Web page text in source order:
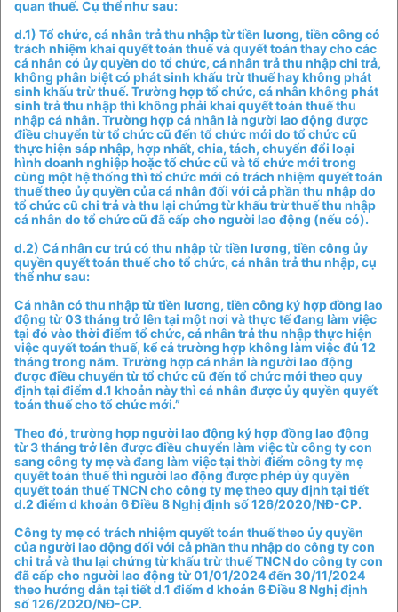
quan thuế. Cụ thể như sau:
d.1) Tổ chức, cá nhân trả thu nhập từ tiền lương, tiền công có
trách nhiệm khai quyết toán thuế và quyết toán thay cho các
cá nhân có ủy quyền do tổ chức, cá nhân trả thu nhập chi trả,
không phân biệt có phát sinh khấu trừ thuế hay không phát
sinh khấu trừ thuế. Trường hợp tổ chức, cá nhân không phát
sinh trả thu nhập thì không phải khai quyết toán thuế thu
nhập cá nhân. Trường hợp cá nhân là người lao động được
điều chuyển từ tổ chức cũ đến tổ chức mới do tổ chức cũ
thực hiện sáp nhập, hợp nhất, chia, tách, chuyển đổi loại
hình doanh nghiệp hoặc tổ chức cũ và tổ chức mới trong
cùng một hệ thống thì tổ chức mới có trách nhiệm quyết toán
thuế theo ủy quyền của cá nhân đối với cả phần thu nhập do
tổ chức cũ chi trả và thu lại chứng từ khấu trừ thuế thu nhập
cá nhân do tổ chức cũ đã cấp cho người lao động (nếu có).
d.2) Cá nhân cư trú có thu nhập từ tiền lương, tiền công ủy
quyền quyết toán thuế cho tổ chức, cá nhân trả thu nhập, cụ
thể như sau:
Cá nhân có thu nhập từ tiền lương, tiền công ký hợp đồng lao
động từ 03 tháng trở lên tại một nơi và thực tế đang làm việc
tại đó vào thời điểm tổ chức, cá nhân trả thu nhập thực hiện
việc quyết toán thuế, kể cả trường hợp không làm việc đủ 12
tháng trong năm. Trường hợp cá nhân là người lao động
được điều chuyển từ tổ chức cũ đến tổ chức mới theo quy
định tại điểm d.1 khoản này thì cá nhân được ủy quyền quyết
toán thuế cho tổ chức mới.”
Theo đó, trường hợp người lao động ký hợp đồng lao động
từ 3 tháng trở lên được điều chuyển làm việc từ công ty con
sang công ty mẹ và đang làm việc tại thời điểm công ty mẹ
quyết toán thuế thì người lao động được phép ủy quyền
quyết toán thuế TNCN cho công ty mẹ theo quy định tại tiết
d.2 điểm d khoản 6 Điều 8 Nghị định số 126/2020/NĐ-CP.
Công ty mẹ có trách nhiệm quyết toán thuế theo ủy quyền
của người lao động đối với cả phần thu nhập do công ty con
chi trả và thu lại chứng từ khấu trừ thuế TNCN do công ty con
đã cấp cho người lao động từ 01/01/2024 đến 30/11/2024
theo hướng dẫn tại tiết d.1 điểm d khoản 6 Điều 8 Nghị định
số 126/2020/NĐ-CP.